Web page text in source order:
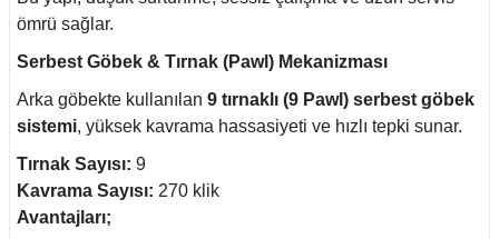
ömrü sağlar.
Serbest Göbek & Tırnak (Pawl) Mekanizması
Arka göbekte kullanılan 9 tırnaklı (9 Pawl) serbest göbek
sistemi, yüksek kavrama hassasiyeti ve hızlı tepki sunar.
Tırnak Sayısı: 9
Kavrama Sayısı: 270 klik
Avantajları;